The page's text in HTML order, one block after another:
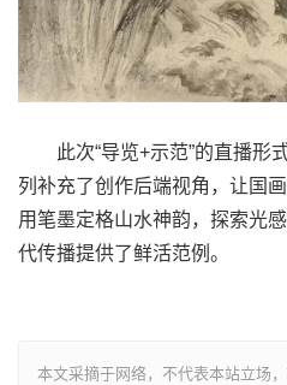
此次“导览+示范”的直播形
列补充了创作后端视角，让国
用笔墨定格山水神韵，探索光
代传播提供了鲜活范例。
本文采摘于网络，不代表本站立场